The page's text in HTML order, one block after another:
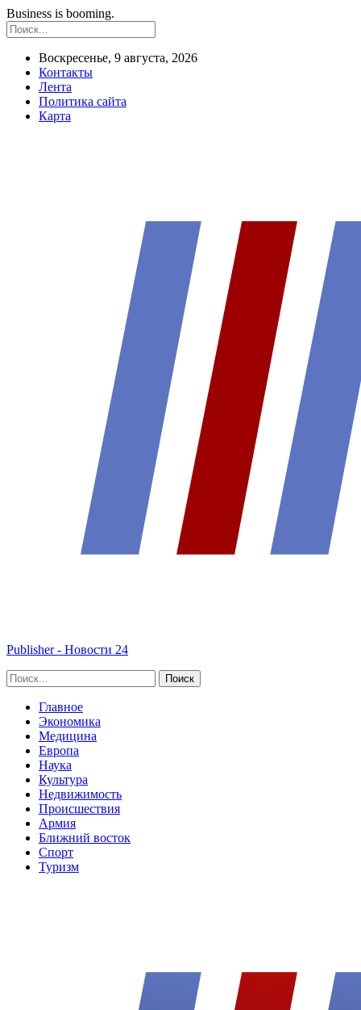
Business is booming.
Воскресенье, 9 августа, 2026
Контакты
Лента
Политика сайта
Карта
Publisher - Новости 24
Главное
Экономика
Медицина
Европа
Наука
Культура
Недвижимость
Происшествия
Армия
Ближний восток
Спорт
Туризм